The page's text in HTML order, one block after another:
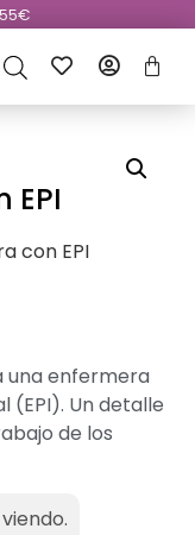
EPI
con EPI
una enfermera
(EPI). Un detalle
de los